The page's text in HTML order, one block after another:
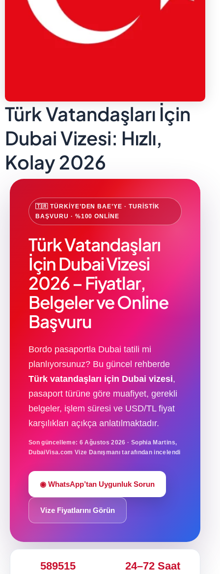
Türk Vatandaşları İçin
Dubai Vizesi: Hızlı,
Kolay 2026
🇹🇷 TÜRKIYE’DEN BAE’YE · TURISTIK
BAŞVURU · %100 ONLINE
Türk Vatandaşları
İçin Dubai Vizesi
2026 – Fiyatlar,
Belgeler ve Online
Başvuru
Bordo pasaportla Dubai tatili mi
planlıyorsunuz? Bu güncel rehberde
Türk vatandaşları için Dubai vizesi,
pasaport türüne göre muafiyet, gerekli
belgeler, işlem süresi ve USD/TL fiyat
karşılıkları açıkça anlatılmaktadır.
Son güncelleme: 6 Ağustos 2026 · Sophia Martins,
DubaiVisa.com Vize Danışmanı tarafından incelendi
◉ WhatsApp’tan Uygunluk Sorun
Vize Fiyatlarını Görün
589515 24–72 Saat